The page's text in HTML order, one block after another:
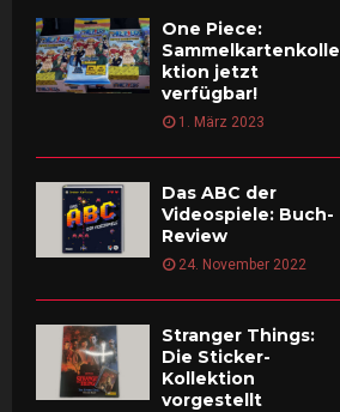
One Piece:
Sammelkartenkolle
ktion jetzt
verfügbar!
1. März 2023
Das ABC der
Videospiele: Buch-
Review
24. November 2022
Stranger Things:
Die Sticker-
Kollektion
vorgestellt